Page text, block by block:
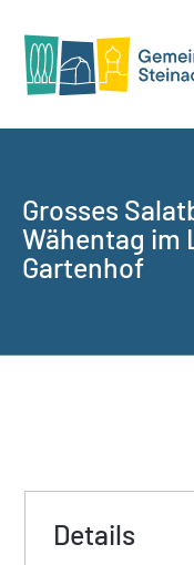
Grosses
Wähentag im
Gartenhof
Details